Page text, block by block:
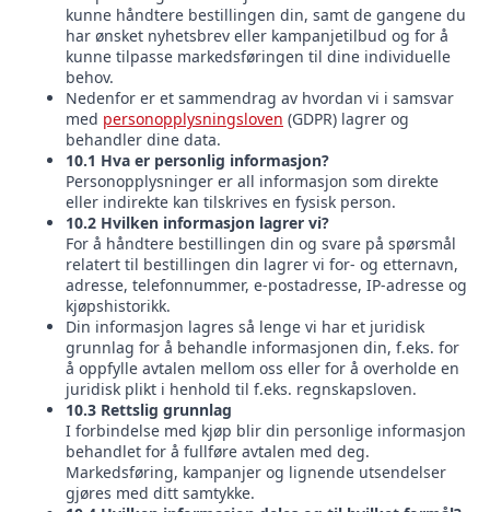
kunne håndtere bestillingen din, samt de gangene du
har ønsket nyhetsbrev eller kampanjetilbud og for å
kunne tilpasse markedsføringen til dine individuelle
behov.
Nedenfor er et sammendrag av hvordan vi i samsvar
med personopplysningsloven (GDPR) lagrer og
behandler dine data.
10.1 Hva er personlig informasjon?
Personopplysninger er all informasjon som direkte
eller indirekte kan tilskrives en fysisk person.
10.2 Hvilken informasjon lagrer vi?
For å håndtere bestillingen din og svare på spørsmål
relatert til bestillingen din lagrer vi for- og etternavn,
adresse, telefonnummer, e-postadresse, IP-adresse og
kjøpshistorikk.
Din informasjon lagres så lenge vi har et juridisk
grunnlag for å behandle informasjonen din, f.eks. for
å oppfylle avtalen mellom oss eller for å overholde en
juridisk plikt i henhold til f.eks. regnskapsloven.
10.3 Rettslig grunnlag
I forbindelse med kjøp blir din personlige informasjon
behandlet for å fullføre avtalen med deg.
Markedsføring, kampanjer og lignende utsendelser
gjøres med ditt samtykke.